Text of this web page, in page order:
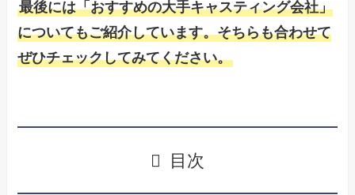
最後には「おすすめの大手キャスティング会社」
についてもご紹介しています。そちらも合わせて
ぜひチェックしてみてください。
目次